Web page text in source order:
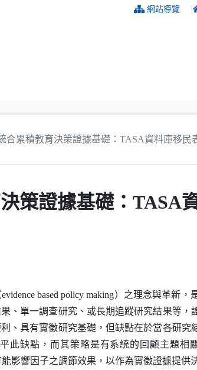
網站導覽
合累積教育決策證據基礎：TASA資料庫移民
策證據基礎：TASA
evidence based policy making）之理念與革新，
、單一調查研究、或長期追蹤研究結果等
、具有實徵研究基礎，但缺點在於當各研
此缺點，而其策略是有系統的回顧主題相
影響因子之調節效果，以作為實徵證據提供